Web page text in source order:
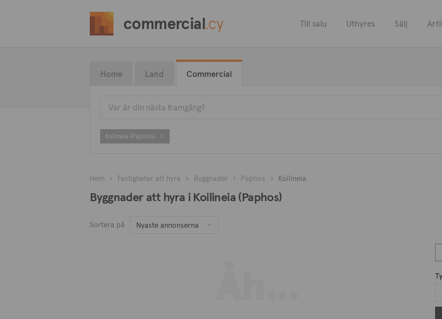
commercial.cy Till salu Uthyres Sälj
Home Land Commercial
Koilineia (Paphos)
Hem Fastigheter att hyra Byggnader Paphos Koilineia
Byggnader att hyra i Koilineia (Paphos)
Sortera på Nyaste annonserna